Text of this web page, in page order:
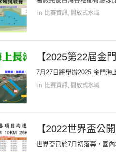
in 比賽資訊, 開放式水域
【2025第22屆金
7月27日將舉辦2025 金門海
in 比賽資訊 開放式水域
【2022世界盃公
世界盃已於7月初落幕，國